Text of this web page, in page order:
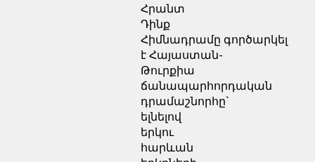
Հրանտ
Դինք
Հիմնադրամը գործարկել
է Հայաստան-
Թուրքիա
ճանապարհորդական
դրամաշնորհը`
ելնելով
երկու
հարևան